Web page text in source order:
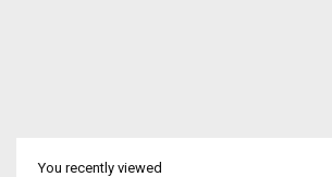
You recently viewed